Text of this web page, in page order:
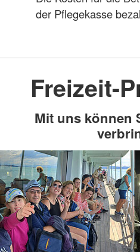
der Pflegekasse
Freizeit-
Mit uns können